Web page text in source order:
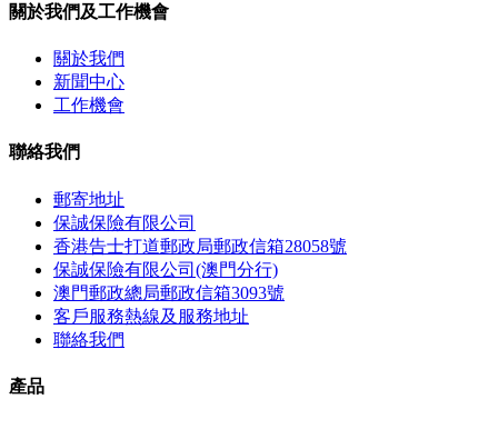
關於我們及工作機會
關於我們
新聞中心
工作機會
聯絡我們
郵寄地址
保誠保險有限公司
香港告士打道郵政局郵政信箱28058號
保誠保險有限公司(澳門分行)
澳門郵政總局郵政信箱3093號
客戶服務熱線及服務地址
聯絡我們
產品